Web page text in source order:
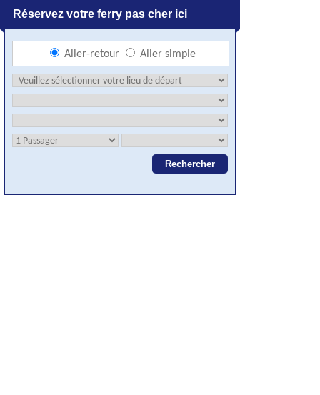
Réservez votre ferry pas cher ici
Aller-retour Aller simple